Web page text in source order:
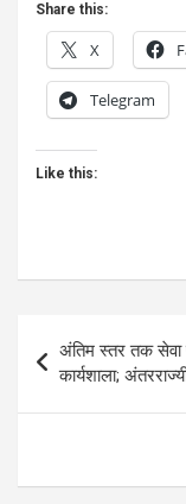
Share this:
X
Telegram
Like this:
Post
navigation
अंतिम स्तर तक
कार्यशाला;